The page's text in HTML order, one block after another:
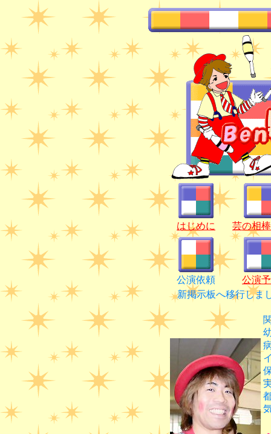
はじめに 芸の相
公演依頼
公演
新掲示板へ移行し